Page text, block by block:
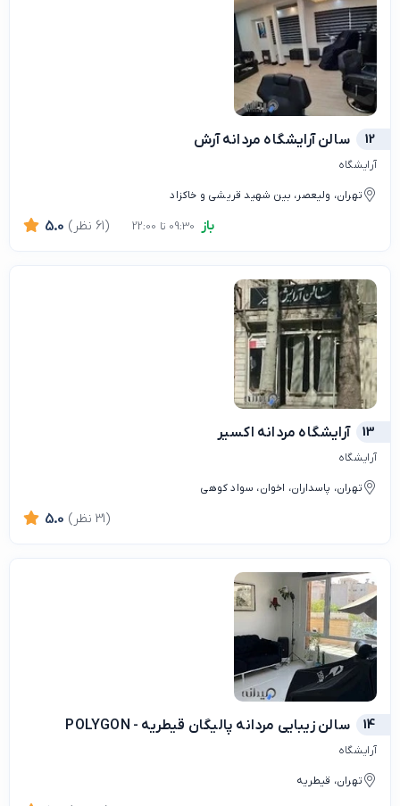
12 سالن آرایشگاه مردانه آرش
آرایشگاه
تهران، ولیعصر، بین شهید قریشی و خاکزاد
باز 5.0 (61 نظر)
13 آرایشگاه مردانه اکسیر
آرایشگاه
تهران، پاسداران، اخوان، سواد کوهی
5.0 (31 نظر)
14 سالن زیبایی مردانه پالیگان قیطریه - POLYGON
آرایشگاه
تهران، قیطریه